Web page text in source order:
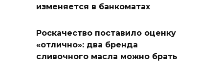
изменяется в банкоматах
Роскачество поставило оценку
«отлично»: два бренда
сливочного масла можно брать